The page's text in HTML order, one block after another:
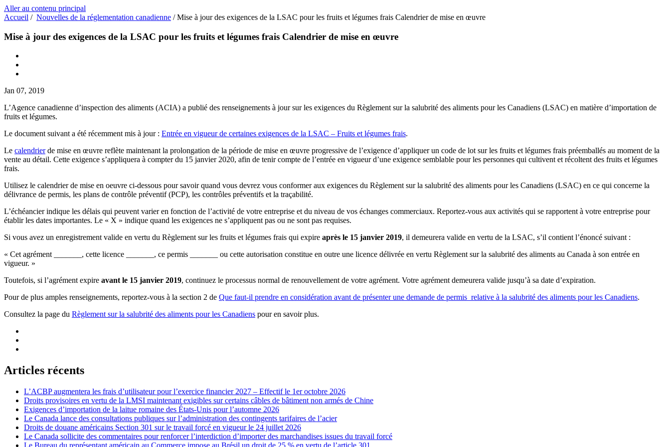
Aller au contenu principal
Accueil / Nouvelles de la réglementation canadienne /Mise à jour des exigences de la LSAC pour les fruits et légumes frais Calendrier de mise en œuvre
Mise à jour des exigences de la LSAC pour les fruits et légumes frais Calendrier de mise en œuvre
Jan 07, 2019
L’Agence canadienne d’inspection des aliments (ACIA) a publié des renseignements à jour sur les exigences du Règlement sur la salubrité des aliments pour les Canadiens (LSAC) en matière d’importation de
fruits et légumes.
Le document suivant a été récemment mis à jour : Entrée en vigueur de certaines exigences de la LSAC – Fruits et légumes frais.
Le calendrierde mise en œuvre reflète maintenant la prolongation de la période de mise en œuvre progressive de l’exigence d’appliquer un code de lot sur les fruits et légumes frais préemballés au moment de la
vente au détail. Cette exigence s’appliquera à compter du 15 janvier 2020, afin de tenir compte de l’entrée en vigueur d’une exigence semblable pour les personnes qui cultivent et récoltent des fruits et légumes
frais.
Utilisez le calendrier de mise en oeuvre ci-dessous pour savoir quand vous devrez vous conformer aux exigences du Règlement sur la salubrité des aliments pour les Canadiens (LSAC) en ce qui concerne la
délivrance de permis, les plans de contrôle préventif (PCP), les contrôles préventifs et la traçabilité.
L’échéancier indique les délais qui peuvent varier en fonction de l’activité de votre entreprise et du niveau de vos échanges commerciaux. Reportez-vous aux activités qui se rapportent à votre entreprise pour
établir les dates importantes. Le « X » indique quand les exigences ne s’appliquent pas ou ne sont pas requises.
Si vous avez un enregistrement valide en vertu du Règlement sur les fruits et légumes frais qui expire après le 15 janvier 2019, il demeurera valide en vertu de la LSAC, s’il contient l’énoncé suivant :
« Cet agrément _______, cette licence _______, ce permis _______ ou cette autorisation constitue en outre une licence délivrée en vertu Règlement sur la salubrité des aliments au Canada à son entrée en
vigueur. »
Toutefois, si l’agrément expire avant le 15 janvier 2019, continuez le processus normal de renouvellement de votre agrément. Votre agrément demeurera valide jusqu’à sa date d’expiration.
Pour de plus amples renseignements, reportez-vous à la section 2 de Que faut-il prendre en considération avant de présenter une demande de permis relative à la salubrité des aliments pour les Canadiens.
Consultez la page du Règlement sur la salubrité des aliments pour les Canadiens pour en savoir plus.
Articles récents
L’ACBP augmentera les frais d’utilisateur pour l’exercice financier 2027 – Effectif le 1er octobre 2026
Droits provisoires en vertu de la LMSI maintenant exigibles sur certains câbles de bâtiment non armés de Chine
Exigences d’importation de la laitue romaine des États-Unis pour l’automne 2026
Le Canada lance des consultations publiques sur l’administration des contingents tarifaires de l’acier
Droits de douane américains Section 301 sur le travail forcé en vigueur le 24 juillet 2026
Le Canada sollicite des commentaires pour renforcer l’interdiction d’importer des marchandises issues du travail forcé